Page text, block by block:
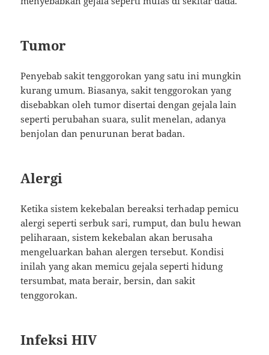
Tumor
Penyebab sakit tenggorokan yang satu ini mungkin
kurang umum. Biasanya, sakit tenggorokan yang
disebabkan oleh tumor disertai dengan gejala lain
seperti perubahan suara, sulit menelan, adanya
benjolan dan penurunan berat badan.
Alergi
Ketika sistem kekebalan bereaksi terhadap pemicu
alergi seperti serbuk sari, rumput, dan bulu hewan
peliharaan, sistem kekebalan akan berusaha
mengeluarkan bahan alergen tersebut. Kondisi
inilah yang akan memicu gejala seperti hidung
tersumbat, mata berair, bersin, dan sakit
tenggorokan.
Infeksi HIV